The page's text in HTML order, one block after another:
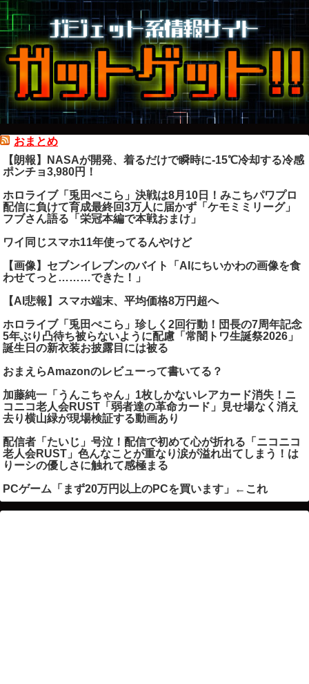
おまとめ
【朗報】NASAが開発、着るだけで瞬時に-15℃冷却する冷感
ポンチョ3,980円！
ホロライブ「兎田ぺこら」決戦は8月10日！みこちパワプロ
配信に負けて育成最終回3万人に届かず「ケモミミリーグ」
フブさん語る「栄冠本編で本戦おまけ」
ワイ同じスマホ11年使ってるんやけど
【画像】セブンイレブンのバイト「AIにちいかわの画像を食
わせてっと………できた！」
【AI悲報】スマホ端末、平均価格8万円超へ
ホロライブ「兎田ぺこら」珍しく2回行動！団長の7周年記念
5年ぶり凸待ち被らないように配慮「常闇トワ生誕祭2026」
誕生日の新衣装お披露目には被る
おまえらAmazonのレビューって書いてる？
加藤純一「うんこちゃん」1枚しかないレアカード消失！ニ
コニコ老人会RUST「弱者達の革命カード」見せ場なく消え
去り横山緑が現場検証する動画あり
配信者「たいじ」号泣！配信で初めて心が折れる「ニコニコ
老人会RUST」色んなことが重なり涙が溢れ出てしまう！は
りーシの優しさに触れて感極まる
PCゲーム「まず20万円以上のPCを買います」←これ